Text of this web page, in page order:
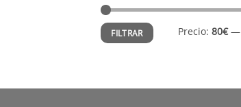
Precio
mínimo
Precio
máximo
FILTRAR Precio: 80€—